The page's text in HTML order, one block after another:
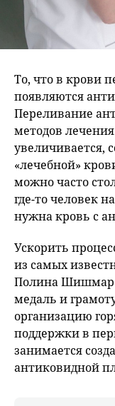
То, что в крови
появляются
Переливание
методов
увеличивается,
«лечебной»
можно часто
где-то человек
нужна кровь с
Ускорить
из самых
Полина
медаль и
организацию
поддержки в
занимается
антиковидной